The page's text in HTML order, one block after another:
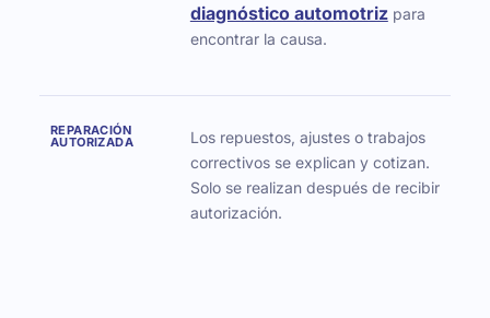
diagnóstico automotrizpara
encontrar la causa.
REPARACIÓN
AUTORIZADA
Los repuestos, ajustes o trabajos
correctivos se explican y cotizan.
Solo se realizan después de recibir
autorización.